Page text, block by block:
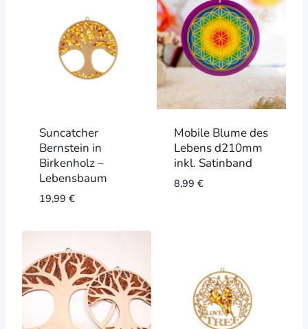
Suncatcher
Bernstein in
Birkenholz –
Lebensbaum
19,99 €
Mobile Blume des
Lebens d210mm
inkl. Satinband
8,99 €